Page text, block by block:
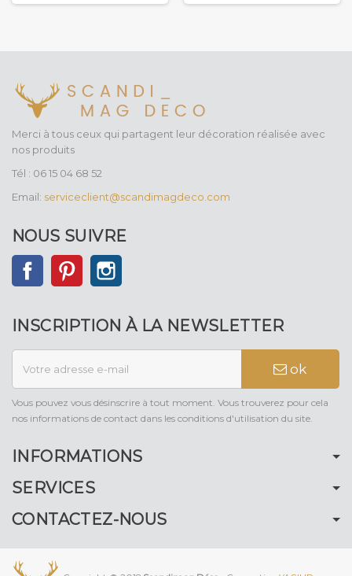
Merci à tous ceux qui partagent leur décoration réalisée avec
nos produits
Tél : 06 15 04 68 52
Email: serviceclient@scandimagdeco.com
NOUS SUIVRE
FacebookPinterest
INSCRIPTION À LA NEWSLETTER
ok
Vous pouvez vous désinscrire à tout moment. Vous trouverez pour cela
nos informations de contact dans les conditions d'utilisation du site.
INFORMATIONS
SERVICES
CONTACTEZ-NOUS